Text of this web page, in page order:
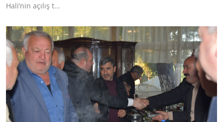
Hali’nin açılış t...